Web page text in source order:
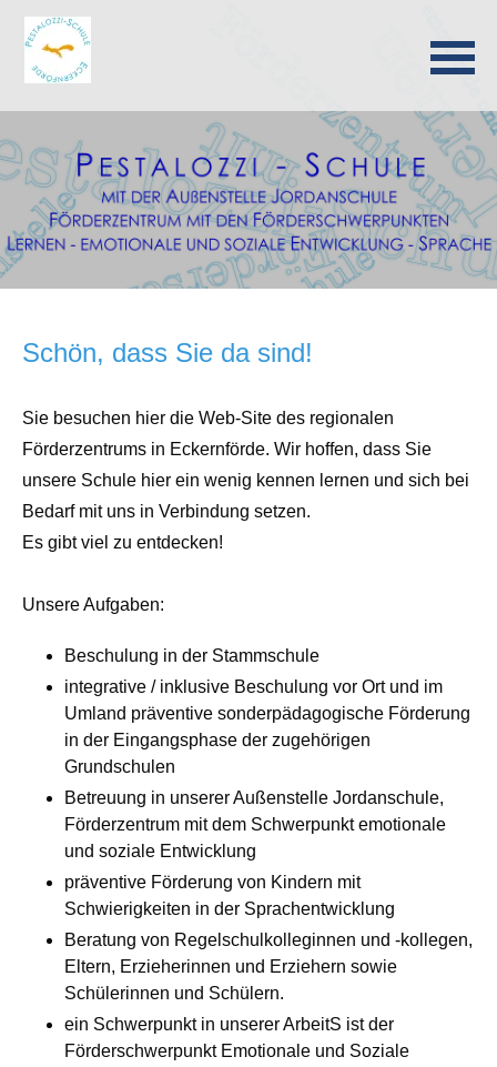
überspringen
Schön, dass Sie da sind!
Sie besuchen hier die Web-Site des regionalen
Förderzentrums in Eckernförde. Wir hoffen, dass Sie
unsere Schule hier ein wenig kennen lernen und sich bei
Bedarf mit uns in Verbindung setzen.
Es gibt viel zu entdecken!
Unsere Aufgaben:
Beschulung in der Stammschule
integrative / inklusive Beschulung vor Ort und im
Umland präventive sonderpädagogische Förderung
in der Eingangsphase der zugehörigen
Grundschulen
Betreuung in unserer Außenstelle Jordanschule,
Förderzentrum mit dem Schwerpunkt emotionale
und soziale Entwicklung
präventive Förderung von Kindern mit
Schwierigkeiten in der Sprachentwicklung
Beratung von Regelschulkolleginnen und -kollegen,
Eltern, Erzieherinnen und Erziehern sowie
Schülerinnen und Schülern.
ein Schwerpunkt in unserer ArbeitS ist der
Förderschwerpunkt Emotionale und Soziale